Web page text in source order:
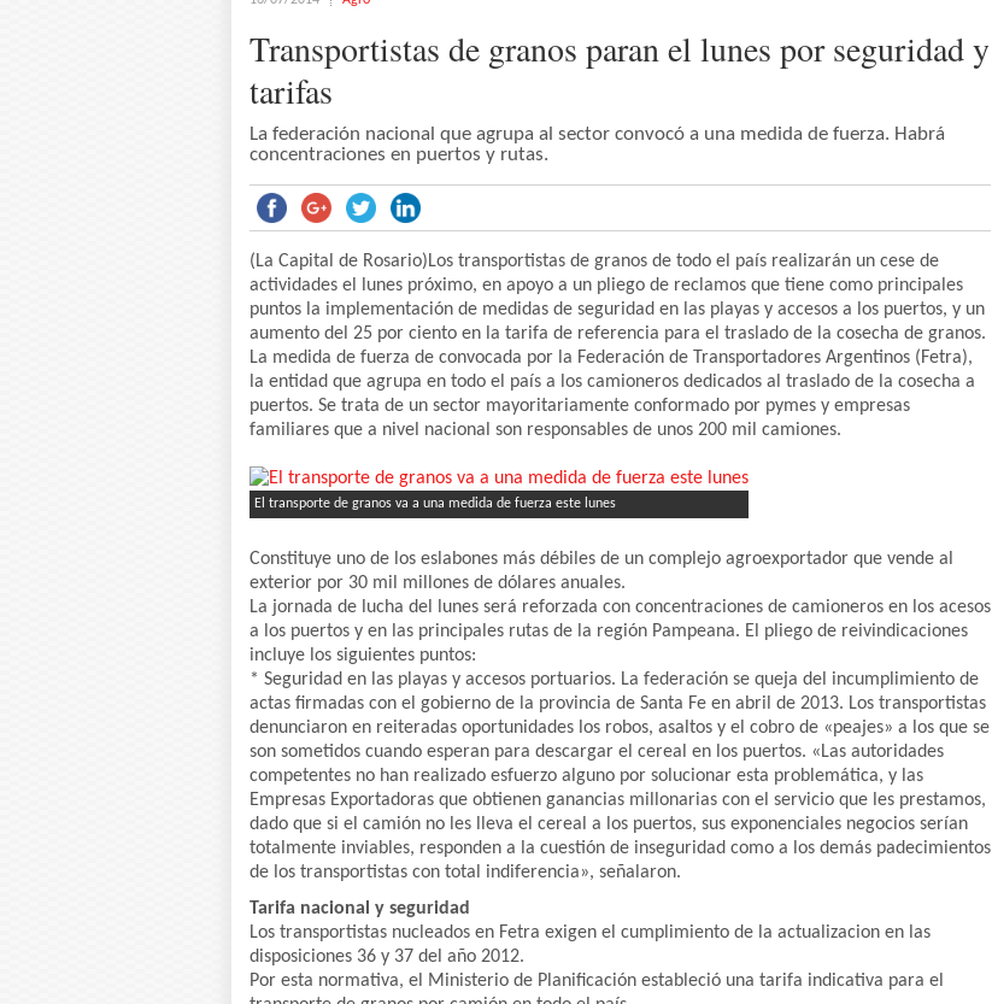
Transportistas de granos paran el lunes por seguridad y
tarifas
La federación nacional que agrupa al sector convocó a una medida de fuerza. Habrá
concentraciones en puertos y rutas.
(La Capital de Rosario)Los transportistas de granos de todo el país realizarán un cese de
actividades el lunes próximo, en apoyo a un pliego de reclamos que tiene como principales
puntos la implementación de medidas de seguridad en las playas y accesos a los puertos, y un
aumento del 25 por ciento en la tarifa de referencia para el traslado de la cosecha de granos.
La medida de fuerza de convocada por la Federación de Transportadores Argentinos (Fetra),
la entidad que agrupa en todo el país a los camioneros dedicados al traslado de la cosecha a
puertos. Se trata de un sector mayoritariamente conformado por pymes y empresas
familiares que a nivel nacional son responsables de unos 200 mil camiones.
El transporte de granos va a una medida de fuerza este lunes
Constituye uno de los eslabones más débiles de un complejo agroexportador que vende al
exterior por 30 mil millones de dólares anuales.
La jornada de lucha del lunes será reforzada con concentraciones de camioneros en los acesos
a los puertos y en las principales rutas de la región Pampeana. El pliego de reivindicaciones
incluye los siguientes puntos:
* Seguridad en las playas y accesos portuarios. La federación se queja del incumplimiento de
actas firmadas con el gobierno de la provincia de Santa Fe en abril de 2013. Los transportistas
denunciaron en reiteradas oportunidades los robos, asaltos y el cobro de «peajes» a los que se
son sometidos cuando esperan para descargar el cereal en los puertos. «Las autoridades
competentes no han realizado esfuerzo alguno por solucionar esta problemática, y las
Empresas Exportadoras que obtienen ganancias millonarias con el servicio que les prestamos,
dado que si el camión no les lleva el cereal a los puertos, sus exponenciales negocios serían
totalmente inviables, responden a la cuestión de inseguridad como a los demás padecimientos
de los transportistas con total indiferencia», señalaron.
Tarifa nacional y seguridad
Los transportistas nucleados en Fetra exigen el cumplimiento de la actualizacion en las
disposiciones 36 y 37 del año 2012.
Por esta normativa, el Ministerio de Planificación estableció una tarifa indicativa para el